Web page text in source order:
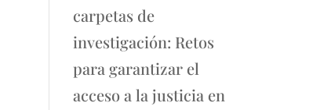
carpetas de
investigación: Retos
para garantizar el
acceso a la justicia en